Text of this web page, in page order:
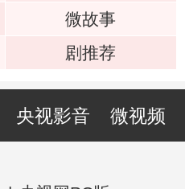
微故事
剧推荐
央视影音 微视频